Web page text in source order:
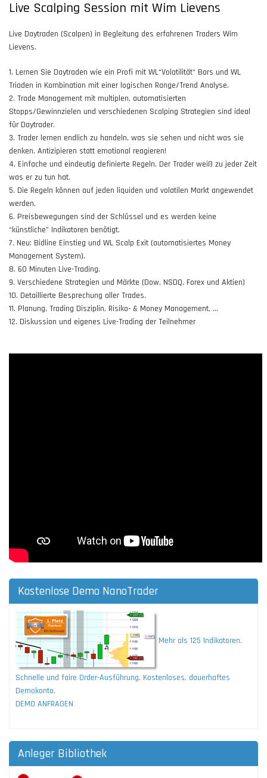
Live Scalping Session mit Wim Lievens
Live Daytraden (Scalpen) in Begleitung des erfahrenen Traders Wim
Lievens.
1. Lernen Sie Daytraden wie ein Profi mit WL“Volatilität“ Bars und WL
Triaden in Kombination mit einer logischen Range/Trend Analyse.
2. Trade Management mit multiplen, automatisierten
Stopps/Gewinnzielen und verschiedenen Scalping Strategien sind ideal
für Daytrader.
3. Trader lernen endlich zu handeln, was sie sehen und nicht was sie
denken. Antizipieren statt emotional reagieren!
4. Einfache und eindeutig definierte Regeln. Der Trader weiß zu jeder Zeit
was er zu tun hat.
5. Die Regeln können auf jeden liquiden und volatilen Markt angewendet
werden.
6. Preisbewegungen sind der Schlüssel und es werden keine
“künstliche” Indikatoren benötigt.
7. Neu: Bidline Einstieg und WL Scalp Exit (automatisiertes Money
Management System).
8. 60 Minuten Live-Trading.
9. Verschiedene Strategien und Märkte (Dow, NSDQ, Forex und Aktien)
10. Detaillierte Besprechung aller Trades.
11. Planung, Trading Disziplin, Risiko- & Money Management, …
12. Diskussion und eigenes Live-Trading der Teilnehmer
Kostenlose Demo NanoTrader
Mehr als 125 Indikatoren.
Schnelle und faire Order-Ausführung. Kostenloses, dauerhaftes
Demokonto.
DEMO ANFRAGEN
Anleger Bibliothek